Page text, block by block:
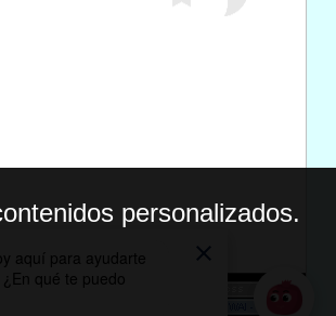
personalizados.